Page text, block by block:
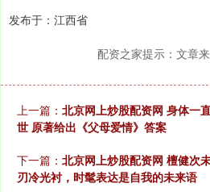
发布于：江西省
配资之家提示：文章
上一篇： 北京网上炒股配资网 身体一
世 原著给出《父母爱情》答案
下一篇： 北京网上炒股配资网 檀健次
刃冷光衬，时髦表达是自我的未来语